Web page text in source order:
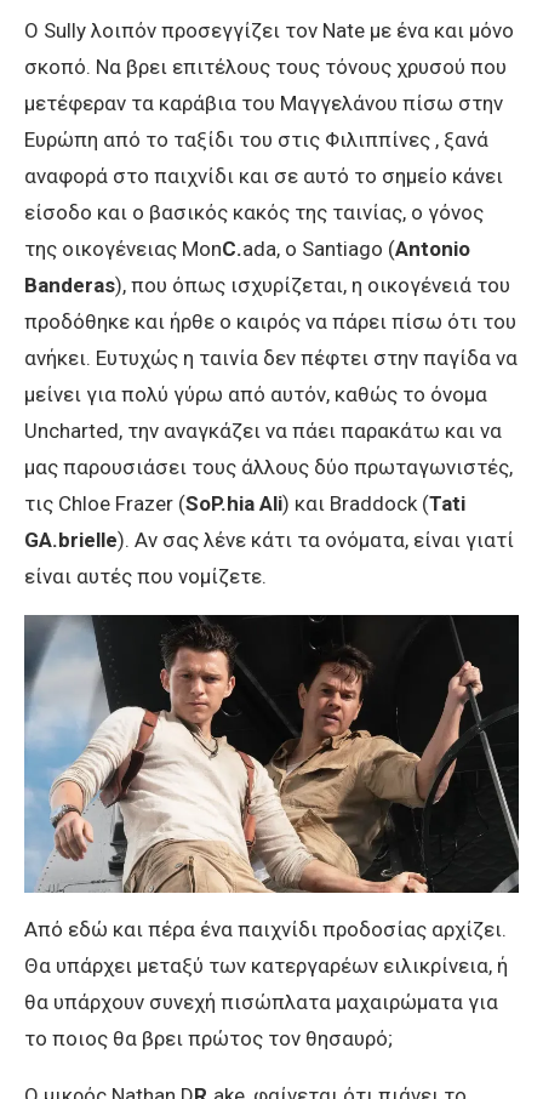
O Sully λοιπόν προσεγγίζει τον Nate με ένα και μόνο
σκοπό. Να βρει επιτέλους τους τόνους χρυσού που
μετέφεραν τα καράβια του Μαγγελάνου πίσω στην
Ευρώπη από το ταξίδι του στις Φιλιππίνες , ξανά
αναφορά στο παιχνίδι και σε αυτό το σημείο κάνει
είσοδο και ο βασικός κακός της ταινίας, ο γόνος
της οικογένειας MonC.ada, o Santiago (Antonio
Banderas), που όπως ισχυρίζεται, η οικογένειά του
προδόθηκε και ήρθε ο καιρός να πάρει πίσω ότι του
ανήκει. Ευτυχώς η ταινία δεν πέφτει στην παγίδα να
μείνει για πολύ γύρω από αυτόν, καθώς το όνομα
Uncharted, την αναγκάζει να πάει παρακάτω και να
μας παρουσιάσει τους άλλους δύο πρωταγωνιστές,
τις Chloe Frazer (SoP.hia Ali) και Braddock (Tati
GA.brielle). Αν σας λένε κάτι τα ονόματα, είναι γιατί
είναι αυτές που νομίζετε.
Από εδώ και πέρα ένα παιχνίδι προδοσίας αρχίζει.
Θα υπάρχει μεταξύ των κατεργαρέων ειλικρίνεια, ή
θα υπάρχουν συνεχή πισώπλατα μαχαιρώματα για
το ποιος θα βρει πρώτος τον θησαυρό;